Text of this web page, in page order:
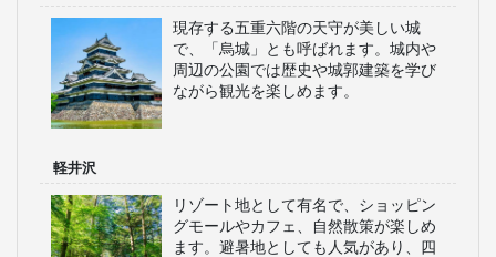
現存する五重六階の天守が美しい城
で、「烏城」とも呼ばれます。城内や
周辺の公園では歴史や城郭建築を学び
ながら観光を楽しめます。
軽井沢
リゾート地として有名で、ショッピン
グモールやカフェ、自然散策が楽しめ
ます。避暑地としても人気があり、四